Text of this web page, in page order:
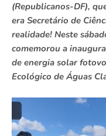
(Republicanos-DF),
era Secretário de
realidade! Neste
comemorou a
de energia solar
Ecológico de Águas